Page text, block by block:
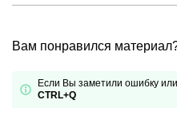
Вам понравился
Если Вы заметили ошибку
CTRL+Q